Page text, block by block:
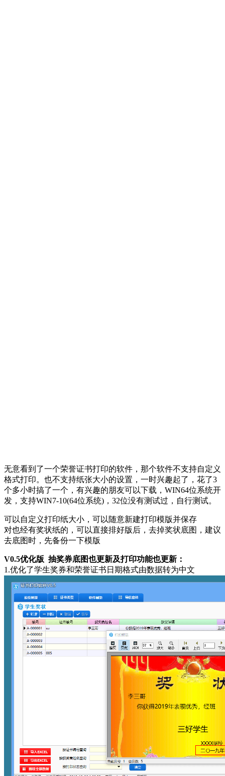
无意看到了一个荣誉证书打印的软件，那个软件不支持自定义
格式打印。也不支持纸张大小的设置，一时兴趣起了，花了3
个多小时搞了一个，有兴趣的朋友可以下载，WIN64位系统开
发，支持WIN7-10(64位系统)，32位没有测试过，自行测试。
可以自定义打印纸大小，可以随意新建打印模版并保存
对也经有奖状纸的，可以直接排好版后，去掉奖状底图，建议
去底图时，先备份一下模版
V0.5优化版 抽奖券底图也更新及打印功能也更新：
1.优化了学生奖券和荣誉证书日期格式由数据转为中文